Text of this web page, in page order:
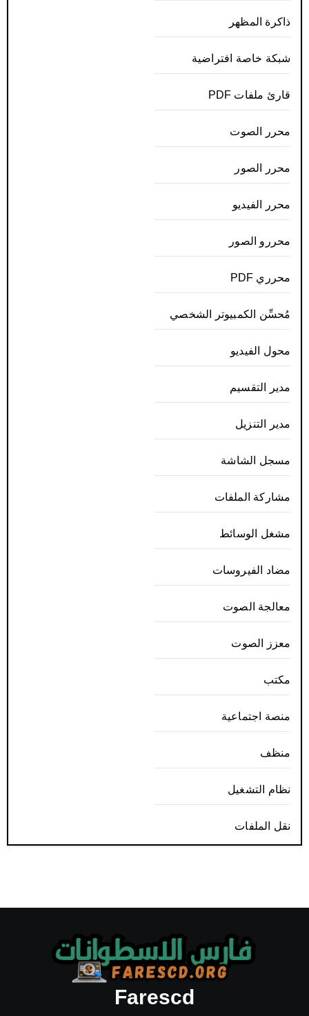
ذاكرة المظهر
شبكة خاصة افتراضية
قارئ ملفات PDF
محرر الصوت
محرر الصور
محرر الفيديو
محررو الصور
محرري PDF
مُحسِّن الكمبيوتر الشخصي
محول الفيديو
مدير التقسيم
مدير التنزيل
مسجل الشاشة
مشاركة الملفات
مشغل الوسائط
مضاد الفيروسات
معالجة الصوت
معزز الصوت
مكتب
منصة اجتماعية
منظف
نظام التشغيل
نقل الملفات
Farescd